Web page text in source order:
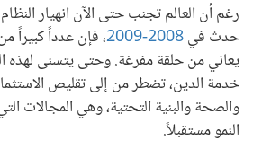
رغم أن العالم تجنب حتى الآن انهيار
حدث في2008-2009
، فإن عدداً كبيراً
يعاني من حلقة مفرغة. وحتى يتسنى لهذه
خدمة الدين، تضطر من إلى تقليص
والصحة والبنية التحتية، وهي المجالات
النمو مستقبلاً.